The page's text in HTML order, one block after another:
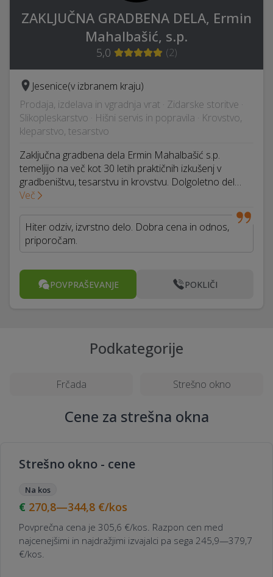
ZAKLJUČNA GRADBENA DELA, Ermin
Mahalbašić, s.p.
5,0 (2)
Jesenice(v izbranem kraju)
Prodaja, izdelava in vgradnja vrat · Zidarske storitve ·
Slikopleskarstvo · Hišni servis in popravila · Krovstvo,
kleparstvo, tesarstvo
Zaključna gradbena dela Ermin Mahalbašić s.p.
temeljijo na več kot 30 letih praktičnih izkušenj v
gradbeništvu, tesarstvu in krovstvu. Dolgoletno del…
Več
Hiter odziv, izvrstno delo. Dobra cena in odnos,
priporočam.
POVPRAŠEVANJE POKLIČI
Podkategorije
Frčada Strešno okno
Cene za strešna okna
Strešno okno - cene
Na kos
270,8—344,8 €/kos
Povprečna cena je 305,6 €/kos. Razpon cen med
najcenejšimi in najdražjimi izvajalci pa sega 245,9—379,7
€/kos.